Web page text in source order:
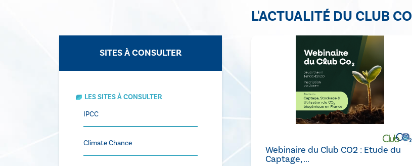
L'ACTUALITÉ DU CLUB CO
SITES À CONSULTER
LES SITES À CONSULTER
IPCC
Climate Chance
Webinaire du Club CO2 : Etude du
Captage, ...